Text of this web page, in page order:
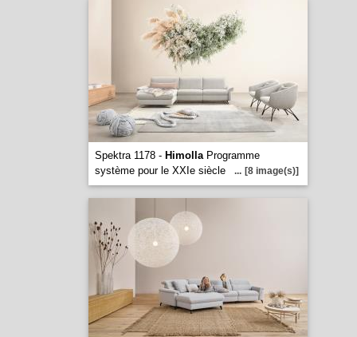
Spektra 1178 - HimollaProgramme
système pour le XXIe siècle
... [8 image(s)]